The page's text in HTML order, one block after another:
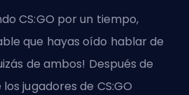
CS:GO por un tiempo,
que hayas oído hablar de
de ambos! Después de
jugadores de CS:GO